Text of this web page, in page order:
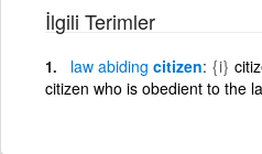
İlgili Terimler
law abiding citizen {i}
citizen who is obedient to the